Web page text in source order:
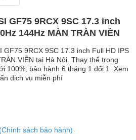
GF75 9RCX 9SC 17.3 inch
144Hz MÀN TRÀN VIỀN
9RCX 9SC 17.3 inch Full HD IPS
VIỀN tại Hà Nội. Thay thế trong
100%, bảo hành 6 tháng 1 đổi 1. Xem
dịch vụ miễn phí
(Chính sách bảo hành)